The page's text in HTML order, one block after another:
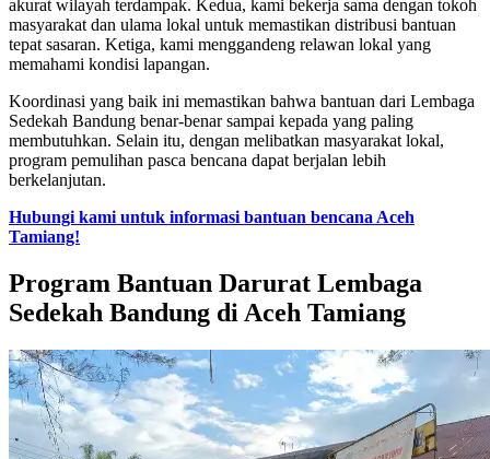
akurat wilayah terdampak. Kedua, kami bekerja sama dengan tokoh
masyarakat dan ulama lokal untuk memastikan distribusi bantuan
tepat sasaran. Ketiga, kami menggandeng relawan lokal yang
memahami kondisi lapangan.
Koordinasi yang baik ini memastikan bahwa bantuan dari Lembaga
Sedekah Bandung benar-benar sampai kepada yang paling
membutuhkan. Selain itu, dengan melibatkan masyarakat lokal,
program pemulihan pasca bencana dapat berjalan lebih
berkelanjutan.
Hubungi kami untuk informasi bantuan bencana Aceh
Tamiang!
Program Bantuan Darurat Lembaga
Sedekah Bandung di Aceh Tamiang